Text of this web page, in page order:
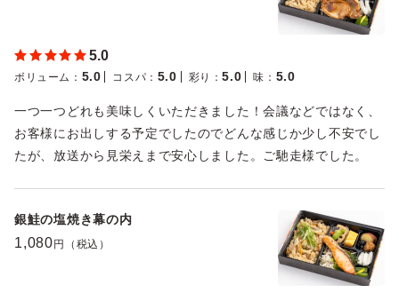
5.0
ボリューム ： 5.0 コスパ ： 5.0 彩り ：5.0 味 ： 5.0
一つ一つどれも美味しくいただきました！会議などではなく、
お客様にお出しする予定でしたのでどんな感じか少し不安でし
たが、放送から見栄えまで安心しました。ご馳走様でした。
銀鮭の塩焼き幕の内
1,080 円（税込）